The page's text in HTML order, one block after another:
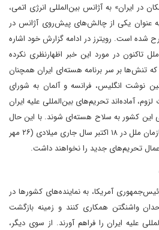
در ایران» به آژانس بین‌المللی انرژی اتمی،
عنوان یکی از چالش‌های پیش‌روی آژانس در
شده است. رویترز در ادامه گزارش خود اشاره
تاکنون در مورد این خبر اظهارنظری نکرده
بر سر برنامه هسته‌ای ایران همچنان
نوشت انگلیس، فرانسه و آلمان به شورای
آماده‌اند تحریم‌های بین‌المللی علیه ایران
این کشور به سلاح هسته‌ای شوند. با این حال‌
پس از انقضای قطع‌نامه ۲۲۳۱ سازمان ملل در ۱۸ اکتبر سال جاری میلادی (۲۶ مهر
آمریکا، به نماینده‌های کشورها در
واشنگتن همکاری کنند و زمینه بازگشت
علیه ایران را فراهم آورند. از سوی دیگر،